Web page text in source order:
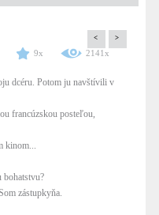
< >
9x 2141x
dcéru. Potom ju navštívili v
francúzskou posteľou,
kinom...
bohatstvu?
zástupkyňa.